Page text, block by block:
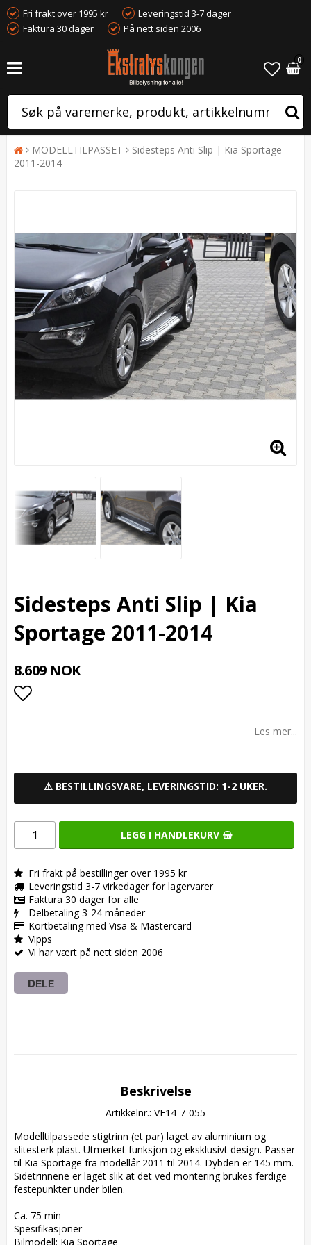
Fri frakt over 1995 kr
Leveringstid 3-7 dager
Faktura 30 dager
På nett siden 2006
0
MODELLTILPASSET
Sidesteps Anti Slip | Kia Sportage
2011-2014
Sidesteps Anti Slip | Kia
Sportage 2011-2014
8.609 NOK
Les mer...
⚠️ BESTILLINGSVARE, LEVERINGSTID: 1-2 UKER.
LEGG I HANDLEKURV
Fri frakt på bestillinger over 1995 kr
Leveringstid 3-7 virkedager for lagervarer
Faktura 30 dager for alle
Delbetaling 3-24 måneder
Kortbetaling med Visa & Mastercard
Vipps
Vi har vært på nett siden 2006
DELE
Beskrivelse
Artikkelnr.: VE14-7-055
Modelltilpassede stigtrinn (et par) laget av aluminium og
slitesterk plast. Utmerket funksjon og eksklusivt design. Passer
til Kia Sportage fra modellår 2011 til 2014. Dybden er 145 mm.
Sidetrinnene er laget slik at det ved montering brukes ferdige
festepunkter under bilen.
Ca. 75 min
Spesifikasjoner
Bilmodell: Kia Sportage